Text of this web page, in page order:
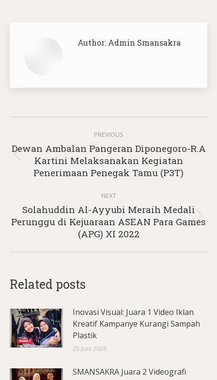
Author: Admin Smansakra
navigation
PREVIOUS
Previous
post:
Dewan Ambalan Pangeran Diponegoro-R.A
Kartini Melaksanakan Kegiatan
Penerimaan Penegak Tamu (P3T)
NEXT
Next
post:
Solahuddin Al-Ayyubi Meraih Medali
Perunggu di Kejuaraan ASEAN Para Games
(APG) XI 2022
Related posts
Inovasi Visual: Juara 1 Video Iklan
Kreatif Kampanye Kurangi Sampah
Plastik
25 Juni 2026
SMANSAKRA Juara 2 Videografi